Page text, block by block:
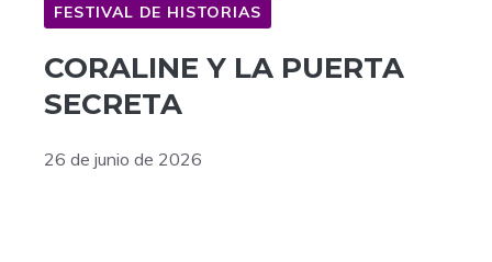
FESTIVAL DE HISTORIAS
CORALINE Y LA PUERTA
SECRETA
26 de junio de 2026